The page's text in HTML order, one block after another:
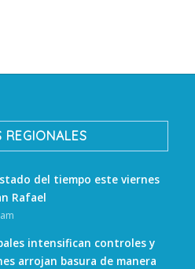
REGIONALES
del tiempo este viernes
Rafael
intensifican controles y
arrojan basura de manera